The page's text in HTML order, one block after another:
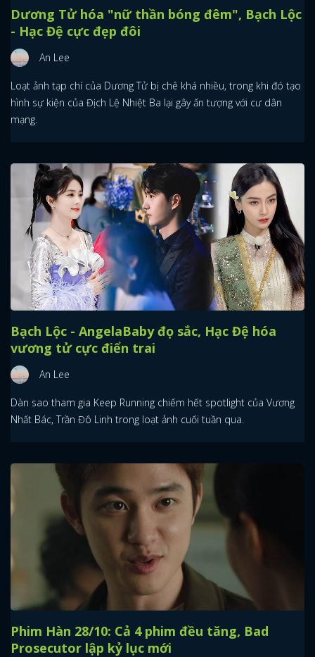
Dương Tử hóa "nữ thần bóng đêm", Bạch Lộc
- Hạc Đệ cực đẹp đôi
An Lee
Loạt ảnh tạp chí của Dương Tử bị chê khá nhiều, trong khi đó tạo
hình sự kiện của Địch Lệ Nhiệt Ba lại gây ấn tượng với cư dân
mạng.
Bạch Lộc - AngelaBaby đọ sắc, Hạc Đệ hóa
vương tử cực điển trai
An Lee
Dàn sao tham gia Keep Running chiếm hết spotlight của Vương
Nhất Bác, Trần Đô Linh trong loạt ảnh cuối tuần qua.
Phim Hàn 28/10: Cả 4 phim đều tăng, Bad
Prosecutor lập kỷ lục mới